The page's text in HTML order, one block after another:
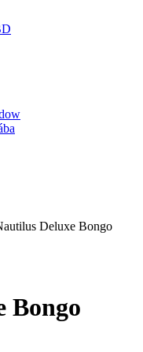
Deluxe Bongo
Bongo